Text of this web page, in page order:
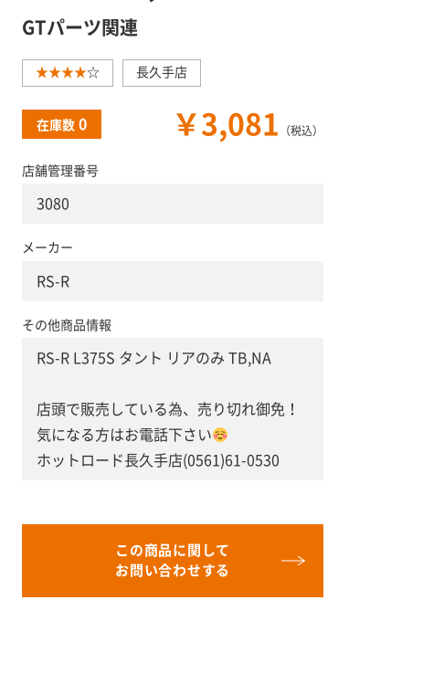
GTパーツ関連
★★★★☆ 長久手店
在庫数 0 ￥3,081 （税込）
店舗管理番号
3080
メーカー
RS-R
その他商品情報
RS-R L375S タント リアのみ TB,NA
店頭で販売している為、売り切れ御免！
気になる方はお電話下さい
ホットロード長久手店(0561)61-0530
この商品に関して
お問い合わせする